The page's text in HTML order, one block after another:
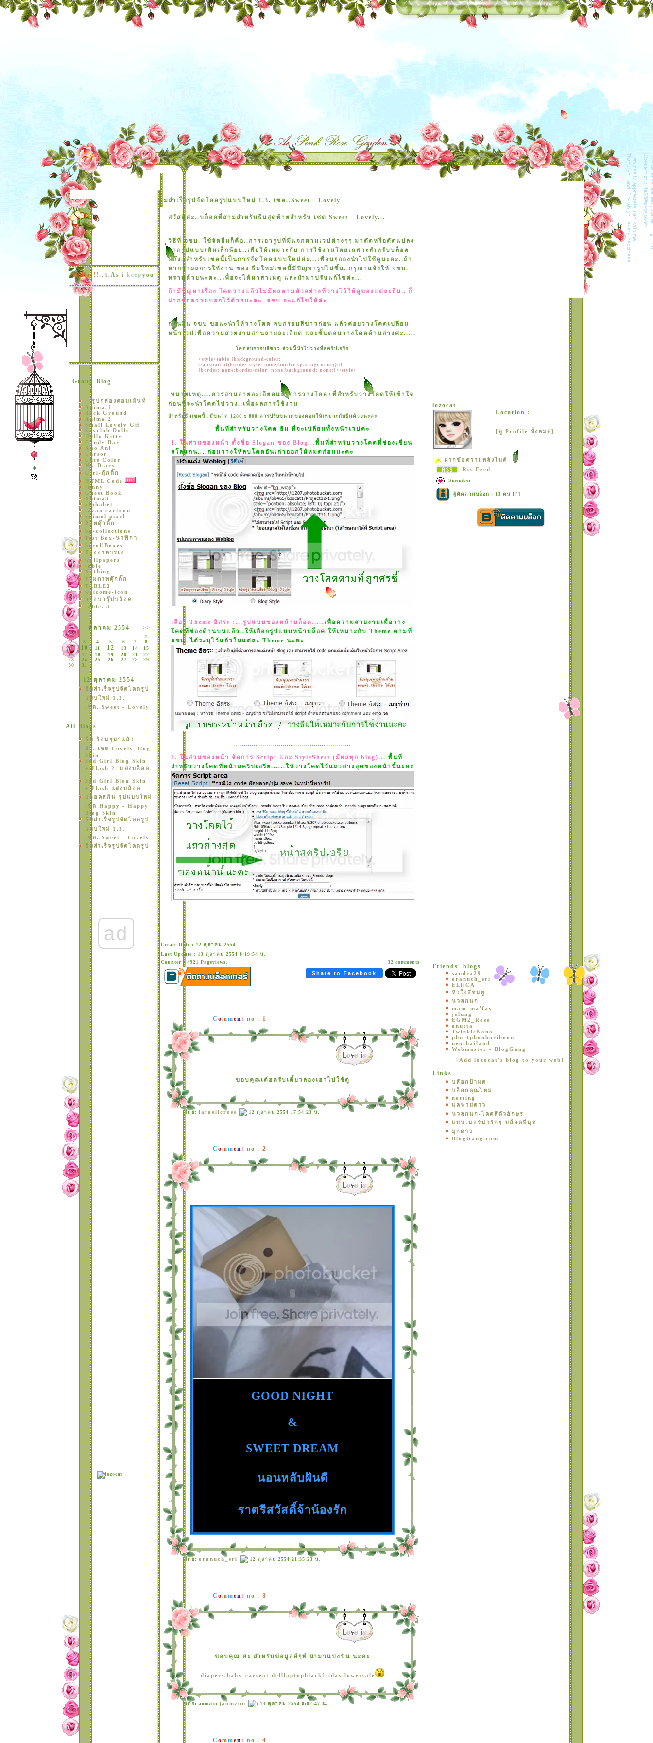
Bloggang.com : weblog for you and your gang
Hello!!!..
heart.As ikeep youin mine. Iwillneverforget you.Promise .
Group Blog
รูปกล่องคอมเม้นท์
Group Blog
Anima.1
Back Ground
Anima.2
Small Lovely Gif
Sayclub Dolls
Hello Kitty
Candy Bar
Kao Ani
Cursor
Cute Color
My Diary
Girl-ดุ๊กดิ๊ก
HTML Code
funny
Guest Book
Anima3
alphabet
tazan cartoon
animal pixel
ห้อยดุ๊กดิ๊ก
bg-collections
Test Box-นาฬิกา
ScrollBoxes
ห้องอาหารเจ
wallpapers
table
Nothing
รวมภาพดุ๊กดิ๊ก
TABLE2
welcome-icon
กรอบกรุ๊ปบล็อค
table. 3
ตุลาคม 2554 >>
1
2
3 4 5 6 7 8
9 10 11 12 13 14
15
16
17 18 19 20 21
22
23
24 25 26 27 28
29
30
31
12 ตุลาคม 2554
ธีมสำเร็จรูปจัดโคดรูป
บบใหม่ 1.3.
เซต..Sweet - Lovely
All Blogs
ธีม ร้อนๆมาแล้ว
จ้า..เซต Lovely Blog
Skin
Sad Girl Blog Skin
+ Flash 2. แต่งบล็อค
Sad Girl Blog Skin
+ Flash แต่งบล็อค
บล็อคสกิน รูปแบบใหม่
เซต Happy - Happy
Blog Skin
ธีมสำเร็จรูปจัดโคดรูป
บบใหม่ 1.3.
เซต..Sweet - Lovely
ธีมสำเร็จรูปจัดโคดรูป
บบใหม่ 1.2.
เซต..Sweet - Lovely
ธีมสำเร็จรูปจัดโคดรูป
บบใหม่ 1.
เซต..Sweet - Lovely
รวมโคดที่จำเป็น
สำหรับการแต่งบล้อ
ค(จัดรวมใหม่)
กรอบใส่ข้อความคอม
เม้น และ กล่องใส่
ตัวเลขนับจำนวนคอม
เม้น แบบกิ๊ฟเก๋
•°¤* โคดสีสวยๆ และ
การสร้างกรอบเขียน
ข้อความแบบง่ายๆๆ°
¤*
•°¤* โคดทำตารางสี
ไว้ใช้เองในบล็อค ชุด
ที่ 3°¤*
•°¤* เทคนิค การจัด
คด "ข้อความวิ่งๆบน
บนเนอร์" *¤°•
ของเล่นใหม่มาแล้วจ้า
•°¤* แจกธีมสวยๆ
สไตล์สาวน่ารัก แต่ง
บล็อคจ้า *¤°•
•°¤* ธีมรูป หมี pooh
พร้อมโคด เปลี่ยนหน้า
บล็อคจ้า *¤°•
•°¤* ของเล่นใหม่มา
ล้วจ้า *¤°•
•°¤* ..ธีมสวยๆ2... *¤
°•
•°¤* ..ธีมสวยๆมาแล้ว
จ้า... *¤°•
B l o g S k i n 3 0
ธีมใหม่มาแล้วจ้า....
ทดสอบหน้าธีมแบบ
หม่
M i s s Y o u B l o g
S k i n สำเร็จรูป ชุดที่
29
X ' m a s B l o g S k
i n สำเร็จรูป( ชุดที่ 28
ธีมสำเร้จรูปแต่งบล็อค
สวยๆมาแล้วจ้า ( ชุดที่
27 )
สไตล์การตกแต่งหน้า
เวปไซน์ด้วยตัวเองมา
ฝากค่ะ
Blog Skin 29 แบบเก๋
ไก๋ สวยหวานแต่ง
บล็อคจ้า..
รวมลิงค์ ธีมสำเร็จรูป
ต่งบล็อคมากกว่า
100 แบบ
Blog Skin 28+โคด
สำเร็จรูป เซต Happy
blogskin
Blog Skin 27 ธีม
หม่+โคดสำเร็จรูป
ต้อนรับ วาเลน์ไทน์
Blog Skin 26+โคด
สำเร็จรูป เซต lovely
& cute blogskin
Blog Skin 25+โคด
สำเร็จรูป เซต very
cute blogskin
Blog Skin ชุด24 Set
Artist blog skin
Blog Skin ชุด23
(โคด
สำเร็จรูป.เซต..sad
girl-blog skin )
มาทำแถบเมนุแบบเก๋ๆ
ๆใต้หัวบล็อคกันค่ะ
Blog Skin ชุด22
(โคด
สำเร็จรูป.เซต..Lovely
girl มีหิมะร่วงใน
บล็อค)
Blog Skin ชุด21
(โคด
สำเร็จรูป.เซต..Merry
Christmas Skin.)
กล่องทดสอบโคดน่า
รักๆๆแต่งบล็อคจ้า
คดเปลี่ยนหน้าบล้อค
ธีม และ โคด
สำเร็จรูป ที่วางแล้วจะ
เปลี่ยนทั้งหน้าเวป20
(lovely girl)
ธีม และ โคด
สำเร็จรูป ที่วางแล้วจะ
เปลี่ยนทั้งหน้าเวป19
(แบบ เรียบ-หรู)
ธีมสำเร็จรูป 18
(beautiful)
ธีม และ โคด
สำเร็จรูป ที่วางแล้วจะ
เปลี่ยนทั้งหน้า
เวป17(cute)
ธีม และ โคด
สำเร็จรูป ที่วางแล้วจะ
เปลี่ยนทั้งหน้าเวป16
(cute)
ธีม และ โคด
ad
ธีมสำเร็จรูปจัดโคดรูปแบบใหม่ 1.3. เซต..Sweet - Lovely
สวัสดีค่ะ..บล็อคที่สามสำหรับธีมสุดท้ายสำหรับ เซต Sweet - Lovely...
วิธีที่ จขบ. ใช้จัดธีมก็คือ..การเอารูปที่มีแจกตามเวปต่างๆๆ มาตัดหรือดัดแปลง
จากรูปแบบเดิมเล็กน้อย..เพื่อให้เหมาะกับ การใช้งานโดยเฉพาะสำหรับบล็อค
ก๊ง..สำหรับเซตนี้เป็นการจัดโคดแบบใหม่ค่ะ...เพื่อนๆลองนำไปใช้ดูนะคะ..ถ้า
หากว่าผลการใช้งาน ของ ธีมใหม่เซตนี้มีปัญหารูปไม่ขึ้น..กรุณาแจ้งให้ จขบ.
ทราบด้วยนะคะ..เพื่อจะได้หาสาเหตุ และนำมาปรับแก้ไขค่ะ...
ถ้ามีปัญหาเรื่อง โคดวางแล้วไม่มีผลตามตัวอย่างที่วางไว้ให้ดูของแต่ละธีม.. ก็
ฝากข้อความบอกไว้ด้วยนะคะ..จขบ.จะแก้ไขให้ค่ะ...
ก่อนอื่น จขบ ขอแะนำให้วางโคด ลบกรอบสีขาวก่อน แล้วค่อยวางโคดเปลี่ยน
หน้าเวปเพื่อความสวยงามอ่านลายละเอียด และขั้นตอนวางโคดด้านล่างค่ะ.....
คดลบกรอบสีขาว-ส่วนนี้นำไปวางที่สคริปเอรี
<style>table {background-color:
transparent;border-style: none;border-spacing: none;}td
{border: none;border-color: none;background: none;}</style>
หมายเหตุ....ควรอ่านลายละเอียดและการวางโคด+ที่สำหรับวางโคดให้เข้าใจ
ก่อนที่จะนำโคดไปวาง..เพื่อผลการใช้งาน
สำหรับธีมเซตนี้..มีขนาด 1280 x 800 ควรปรับขนาดของคอมให้เหมาะกับธีมด้วยนะคะ
พื้นที่สำหรับวางโคด ธีม ที่จะเปลี่ยนทั้งหน้าเวปค่ะ
1. ในส่วนของหน้า ตั้งชื่อ Slogan ของ Blog...พื้นที่สำหรับวางโคดที่ช่องเขียน
สโลแกน....ก่อนวางให้ลบโคดอันเก่าออกให้หมดก่อนนะคะ
เลือก Theme อิสระ :...รูปแบบของหน้าบล็อค..... เพื่อความสวยงามเมื่อวาง
คดที่ช่องด้านบนแล้ว..ให้เลือกรูปแบบหน้าบล็อค ให้เหมาะกับ Theme ตามที่
จขบ. ได้ระบุไว้แล้วในแต่ละ Theme นะคะ
............................................................
2. ในส่วนของหน้า จัดการ Script และ StyleSheet (มีผลทุก blog)... พื้นที่
สำหรับวางโคดที่หน้าสคริปเอรีย......ให้วางโคดไว้แถวล่างสุดของหน้านี้นะคะ
Create Date : 12 ตุลาคม 2554
32 comments
Last Update : 13 ตุลาคม 2554 8:19:54 น.
Counter : 4921 Pageviews.
Share to Facebook
C omment no . 1
ขอบคุณเด้อครับเดี๋ยวลองเอาไปใช้ดู
ดย: lafaellcross 12 ตุลาคม 2554 17:54:23 น.
C omment no . 2
GOOD NIGHT
&
SWEET DREAM
นอนหลับฝันดี
ราตรีสวัสดิ์จ้าน้องรัก
ดย: oranuch_sri 12 ตุลาคม 2554 21:35:23 น.
C omment no . 3
ขอบคุณ ค่ะ สำหรับข้อมูลดีๆที นำมาแป่งปัน นะคะ
diapers.baby-carseat delllaptopblackfriday.lowersale
ดย: aomzon (aomzon ) 13 ตุลาคม 2554 0:02:47 น.
C omment no . 4
lozocat
Location :
[ดู Profile ทั้งหมด]
ฝากข้อความหลังไมค์
Rss Feed
Smember
ผู้ติดตามบล็อก : 13 คน [? ]
Friends' blogs
sandra29
oranuch_sri
ELiiCA
หัวใจสีชมพู
นวลกนก
mam_ma'fay
jelung
EGM2_Rose
anutta
TwinkleNano
phuetphonboriboon
neothailand
Webmaster - BlogGang
[Add lozocat's blog to your web]
Links
บล๊อกป้ามด
บล็อกคุณไหม
notting
ค่ฟ้ามีดาว
นวลกนก-โคดสีตัวอักษร
บนเนอร์น่ารักๆ-บล็อคพี่นุช
มุกดาว
BlogGang.com